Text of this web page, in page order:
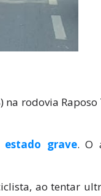
rodovia Raposo
grave. O
ao tentar